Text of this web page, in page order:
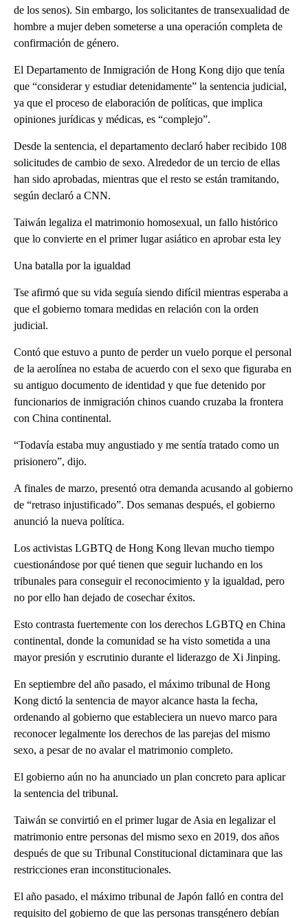
de los senos). Sin embargo, los solicitantes de transexualidad de
hombre a mujer deben someterse a una operación completa de
confirmación de género.
El Departamento de Inmigración de Hong Kong dijo que tenía
que “considerar y estudiar detenidamente” la sentencia judicial,
ya que el proceso de elaboración de políticas, que implica
opiniones jurídicas y médicas, es “complejo”.
Desde la sentencia, el departamento declaró haber recibido 108
solicitudes de cambio de sexo. Alrededor de un tercio de ellas
han sido aprobadas, mientras que el resto se están tramitando,
según declaró a CNN.
Taiwán legaliza el matrimonio homosexual, un fallo histórico
que lo convierte en el primer lugar asiático en aprobar esta ley
Una batalla por la igualdad
Tse afirmó que su vida seguía siendo difícil mientras esperaba a
que el gobierno tomara medidas en relación con la orden
judicial.
Contó que estuvo a punto de perder un vuelo porque el personal
de la aerolínea no estaba de acuerdo con el sexo que figuraba en
su antiguo documento de identidad y que fue detenido por
funcionarios de inmigración chinos cuando cruzaba la frontera
con China continental.
“Todavía estaba muy angustiado y me sentía tratado como un
prisionero”, dijo.
A finales de marzo, presentó otra demanda acusando al gobierno
de “retraso injustificado”. Dos semanas después, el gobierno
anunció la nueva política.
Los activistas LGBTQ de Hong Kong llevan mucho tiempo
cuestionándose por qué tienen que seguir luchando en los
tribunales para conseguir el reconocimiento y la igualdad, pero
no por ello han dejado de cosechar éxitos.
Esto contrasta fuertemente con los derechos LGBTQ en China
continental, donde la comunidad se ha visto sometida a una
mayor presión y escrutinio durante el liderazgo de Xi Jinping.
En septiembre del año pasado, el máximo tribunal de Hong
Kong dictó la sentencia de mayor alcance hasta la fecha,
ordenando al gobierno que estableciera un nuevo marco para
reconocer legalmente los derechos de las parejas del mismo
sexo, a pesar de no avalar el matrimonio completo.
El gobierno aún no ha anunciado un plan concreto para aplicar
la sentencia del tribunal.
Taiwán se convirtió en el primer lugar de Asia en legalizar el
matrimonio entre personas del mismo sexo en 2019, dos años
después de que su Tribunal Constitucional dictaminara que las
restricciones eran inconstitucionales.
El año pasado, el máximo tribunal de Japón falló en contra del
requisito del gobierno de que las personas transgénero debían